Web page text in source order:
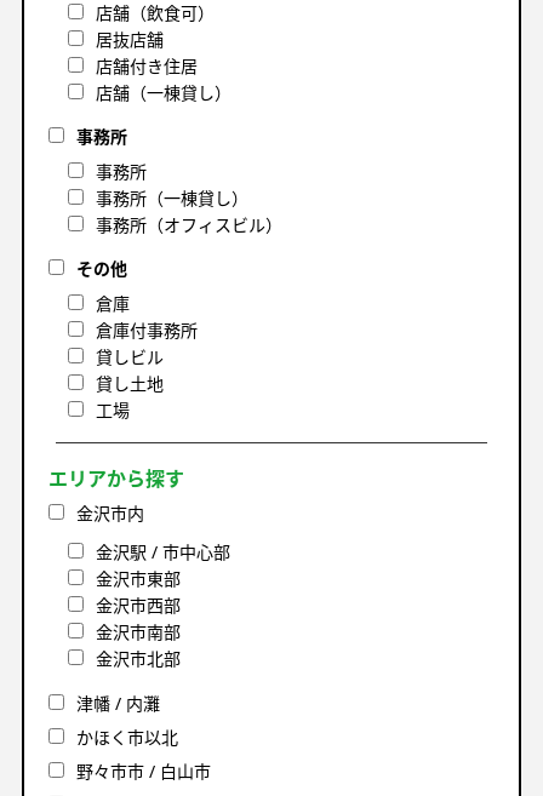
店舗（飲食可）
居抜店舗
店舗付き住居
店舗（一棟貸し）
事務所
事務所
事務所（一棟貸し）
事務所（オフィスビル）
その他
倉庫
倉庫付事務所
貸しビル
貸し土地
工場
エリアから探す
金沢市内
金沢駅 / 市中心部
金沢市東部
金沢市西部
金沢市南部
金沢市北部
津幡 / 内灘
かほく市以北
野々市市 / 白山市